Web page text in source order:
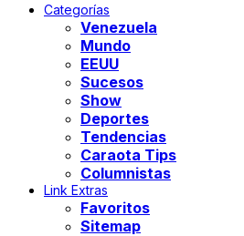
Categorías
Venezuela
Mundo
EEUU
Sucesos
Show
Deportes
Tendencias
Caraota Tips
Columnistas
Link Extras
Favoritos
Sitemap